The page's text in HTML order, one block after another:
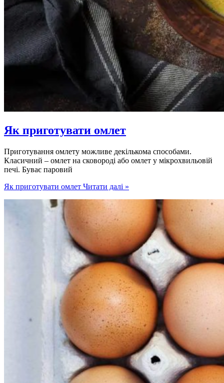
Як приготувати омлет
Приготування омлету можливе декількома способами.
Класичний – омлет на сковороді або омлет у мікрохвильовій
печі. Буває паровий
Як приготувати омлет Читати далі »